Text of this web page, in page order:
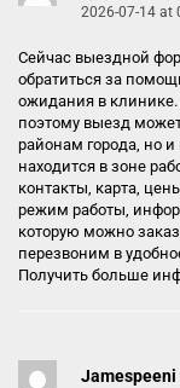
2026-07-14 at
Сейчас выездной
обратиться за
ожидания в клинике.
поэтому выезд
районам города, но
находится в зоне
контакты, карта,
режим работы,
которую можно
перезвоним в
Получить больше
Jamespeeni